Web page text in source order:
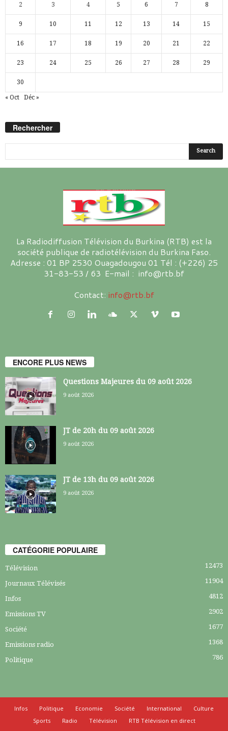
2 3 4 5 6 7 8
9 10 11 12 13 14 15
16 17 18 19 20 21 22
23 24 25 26 27 28 29
30
« Oct Déc »
Rechercher
La Radiodiffusion Télévision du Burkina (RTB) est la
société publique de radiotélévision du Burkina Faso.
Adresse : 01 BP 2530 Ouagadougou 01 Tél : (+226) 25
31-83-53 / 63 E-mail : info@rtb.bf
Contact: info@rtb.bf
ENCORE PLUS NEWS
Questions Majeures du 09 août 2026
9 août 2026
JT de 20h du 09 août 2026
9 août 2026
JT de 13h du 09 août 2026
9 août 2026
CATÉGORIE POPULAIRE
Télévision 12473
Journaux Télévisés 11904
Infos 4812
Emissions TV 2902
Société 1677
Emissions radio 1368
Politique 786
Infos Politique Economie Société International
Culture
Sports
Radio Télévision
RTB Télévision en direct